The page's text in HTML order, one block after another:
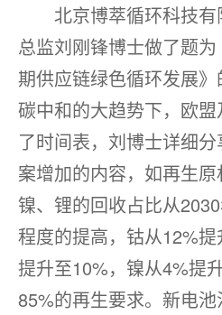
北京博萃循环科技
总监刘刚锋博士做了题
期供应链绿色循环发展
碳中和的大趋势下，欧
了时间表，刘博士详细
案增加的内容，如再生原
镍、锂的回收占比从
程度的提高，钴从12%
提升至10%，镍从4%提
85%的再生要求。新电